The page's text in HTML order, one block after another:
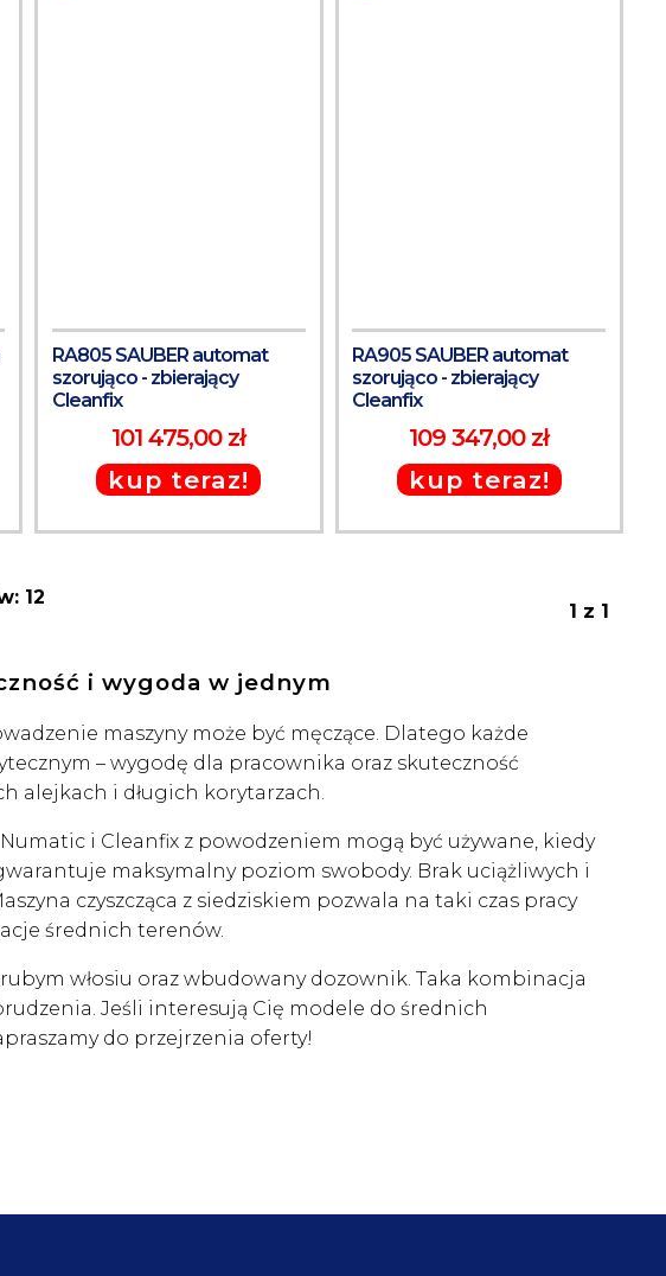
RA805 SAUBER automat
szorująco - zbierający
Cleanfix
101 475,00 zł
kup teraz!
RA905 SAUBER automat
szorująco - zbierający
Cleanfix
109 347,00 zł
kup teraz!
12
1 z 1
i wygoda w jednym
maszyny może być męczące. Dlatego każde
– wygodę dla pracownika oraz skuteczność
alejkach i długich korytarzach.
i Cleanfix z powodzeniem mogą być używane, kiedy
maksymalny poziom swobody. Brak uciążliwych i
czyszcząca z siedziskiem pozwala na taki czas pracy
średnich terenów.
włosiu oraz wbudowany dozownik. Taka kombinacja
Jeśli interesują Cię modele do średnich
do przejrzenia oferty!